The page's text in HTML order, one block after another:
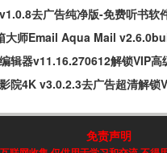
去广告纯净版-免费听书软
大师Email Aqua Mail
辑器v11.16.270612解锁VIP高
院4K v3.0.2.3去广告超清解锁
免责声明